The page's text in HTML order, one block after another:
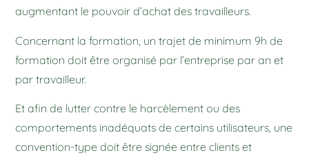
augmentant le pouvoir d’achat des travailleurs.
Concernant la formation, un trajet de minimum 9h de
formation doit être organisé par l’entreprise par an et
par travailleur.
Et afin de lutter contre le harcèlement ou des
comportements inadéquats de certains utilisateurs, une
convention-type doit être signée entre clients et